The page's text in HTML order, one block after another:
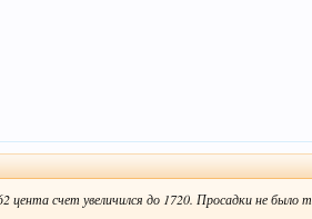
счет увеличился до 1720. Просадки не было